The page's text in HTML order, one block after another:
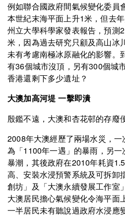
例如聯合國政府間氣候變化委員
本世紀末海平面上升1米，但去
州立大學科學家發表報告，預測
米，因為過去研究只顧及高山冰
未有考慮南極冰原融化的影響。
有36個城市沒頂，另有300個城
香港還剩下多少遺址？
大澳加高河堤 一擊即潰
殷鑑不遠，大澳和杏花邨的存廢
2008年大澳經歷了兩場水災，
為「1100年一遇」的暴雨，另
暴潮，其後政府在2010年耗資
高、安裝水浸預警系統及可拆卸
創坊」及「大澳永續發展工作室
大澳居民擔心氣候變化令海平面
一半居民未有聽說過政府水浸應